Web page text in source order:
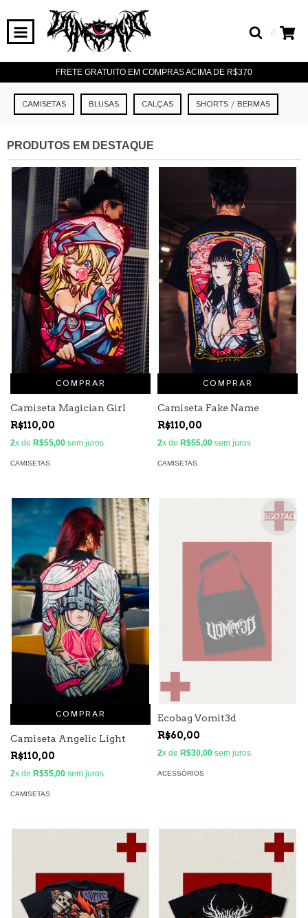
0
FRETE GRATUITO EM COMPRAS ACIMA DE R$370
CAMISETAS BLUSAS CALÇAS SHORTS / BERMAS
PRODUTOS EM DESTAQUE
COMPRAR
Camiseta Magician Girl
R$110,00
2x de R$55,00 sem juros
CAMISETAS
COMPRAR
Camiseta Fake Name
R$110,00
2x de R$55,00 sem juros
CAMISETAS
COMPRAR
Camiseta Angelic Light
R$110,00
2x de R$55,00 sem juros
CAMISETAS
ESGOTADO
Ecobag Vomit3d
R$60,00
2x de R$30,00 sem juros
ACESSÓRIOS